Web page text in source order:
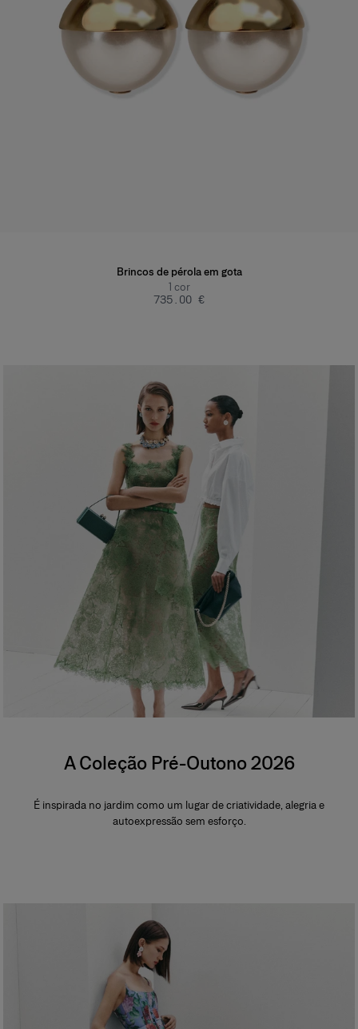
Brincos de pérola em gota
1 cor
‌735.00 €
A Coleção Pré-Outono 2026
É inspirada no jardim como um lugar de criatividade, alegria e
autoexpressão sem esforço.